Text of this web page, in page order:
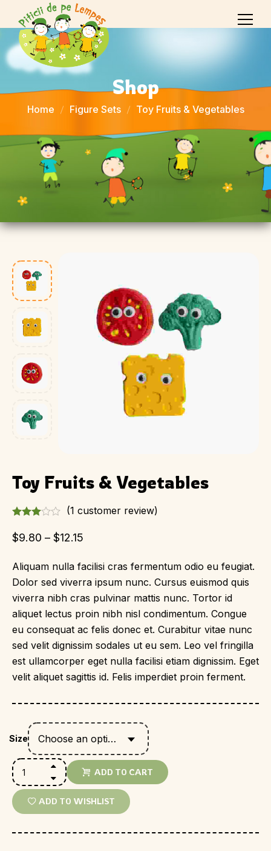
Shop
Home Figure Sets Toy Fruits & Vegetables
Toy Fruits & Vegetables
(1 customer review)
$9.80 – $12.15
Aliquam nulla facilisi cras fermentum odio eu feugiat.
Dolor sed viverra ipsum nunc. Cursus euismod quis
viverra nibh cras pulvinar mattis nunc. Tortor id
aliquet lectus proin nibh nisl condimentum. Congue
eu consequat ac felis donec et. Curabitur vitae nunc
sed velit dignissim sodales ut eu sem. Leo vel fringilla
est ullamcorper eget nulla facilisi etiam dignissim. Eget
velit aliquet sagittis id. Felis imperdiet proin ferment.
Size Choose an option
ADD TO CART
ADD TO WISHLIST